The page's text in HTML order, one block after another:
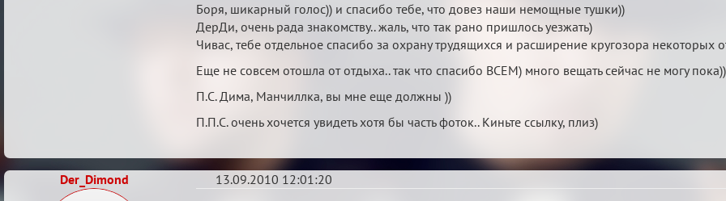
Боря, шикарный голос)) и спасибо тебе, что довез наши немощные тушки))
ДерДи, очень рада знакомству.. жаль, что так рано пришлось уезжать)
Чивас, тебе отдельное спасибо за охрану трудящихся и расширение кругозора некоторых
Еще не совсем отошла от отдыха.. так что спасибо ВСЕМ) много вещать сейчас не могу пока))
П.С. Дима, Манчиллка, вы мне еще должны ))
П.П.С. очень хочется увидеть хотя бы часть фоток.. Киньте ссылку, плиз)
Der_Dimond 13.09.2010 12:01:20